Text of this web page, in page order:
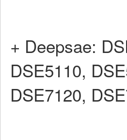
+ Deepsae:
DSE5110,
DSE7120,